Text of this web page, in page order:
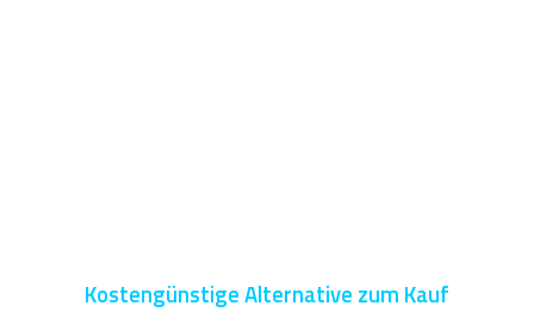
Kostengünstige Alternative zum Kauf